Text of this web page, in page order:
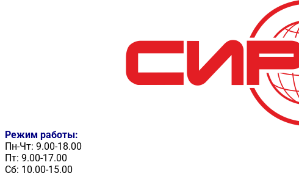
Режим работы:
Пн-Чт: 9.00-18.00
Пт: 9.00-17.00
Сб: 10.00-15.00